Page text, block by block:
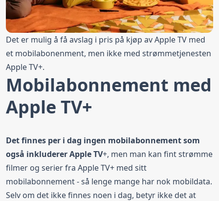
Det er mulig å få avslag i pris på kjøp av Apple TV med
et mobilabonenment, men ikke med strømmetjenesten
Apple TV+.
Mobilabonnement med
Apple TV+
Det finnes per i dag ingen mobilabonnement som
også inkluderer Apple TV+, men man kan fint strømme
filmer og serier fra Apple TV+ med sitt
mobilabonnement - så lenge mange har nok mobildata.
Selv om det ikke finnes noen i dag, betyr ikke det at